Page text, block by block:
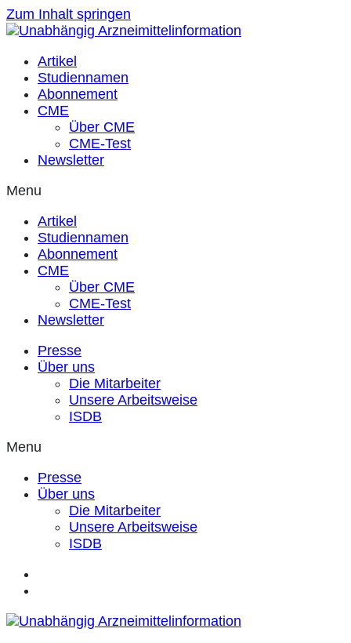
Zum Inhalt springen
Artikel
Studiennamen
Abonnement
CME
Über CME
CME-Test
Newsletter
Menu
Artikel
Studiennamen
Abonnement
CME
Über CME
CME-Test
Newsletter
Presse
Über uns
Die Mitarbeiter
Unsere Arbeitsweise
ISDB
Menu
Presse
Über uns
Die Mitarbeiter
Unsere Arbeitsweise
ISDB